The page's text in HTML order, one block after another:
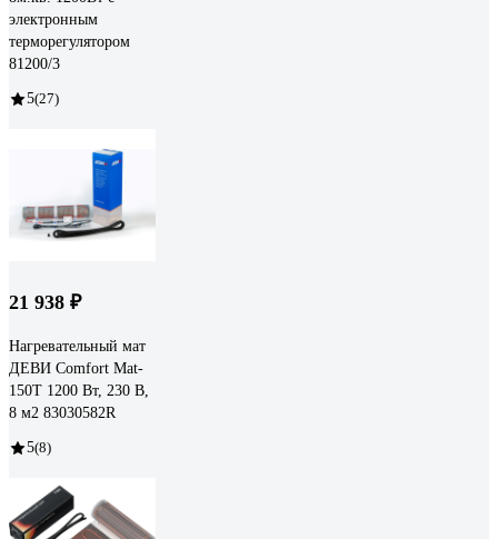
электронным
терморегулятором
81200/3
5(27)
21 938 ₽
Нагревательный мат
ДЕВИ Comfort Mat-
150T 1200 Вт, 230 В,
8 м2 83030582R
5(8)